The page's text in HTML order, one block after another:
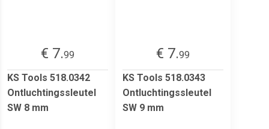
€ 7.99
KS Tools 518.0342
Ontluchtingssleutel
SW 8 mm
€ 7.99
KS Tools 518.0343
Ontluchtingssleutel
SW 9 mm